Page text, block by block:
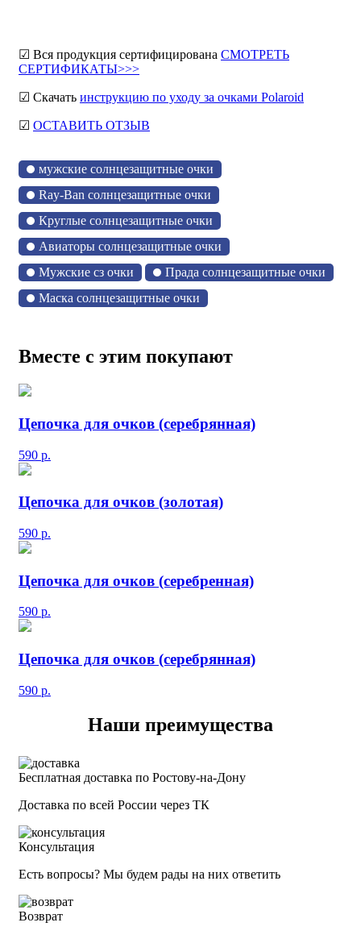
☑ Вся продукция сертифицирована СМОТРЕТЬ
СЕРТИФИКАТЫ>>>
☑ Скачать инструкцию по уходу за очками Polaroid
☑ ОСТАВИТЬ ОТЗЫВ
мужские солнцезащитные очки
Ray-Ban солнцезащитные очки
Круглые солнцезащитные очки
Авиаторы солнцезащитные очки
Мужские сз очки
Прада солнцезащитные очки
Маска солнцезащитные очки
Вместе с этим покупают
Цепочка для очков (серебрянная)
590 р.
Цепочка для очков (золотая)
590 р.
Цепочка для очков (серебренная)
590 р.
Цепочка для очков (серебрянная)
590 р.
Наши преимущества
Бесплатная доставка по Ростову-на-Дону
Доставка по всей России через ТК
Консультация
Есть вопросы? Мы будем рады на них ответить
Возврат